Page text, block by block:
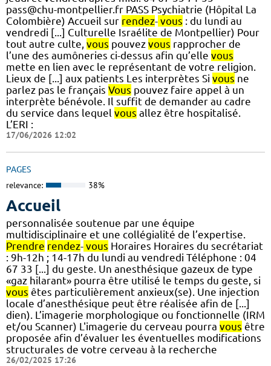
pass@chu-montpellier.fr PASS Psychiatrie (Hôpital La
Colombière) Accueil sur rendez- vous : du lundi au
vendredi [...] Culturelle Israélite de Montpellier) Pour
tout autre culte, vous pouvez vous rapprocher de
l’une des aumôneries ci-dessus afin qu’elle vous
mette en lien avec le représentant de votre religion.
Lieux de [...] aux patients Les interprètes Si vous ne
parlez pas le français Vous pouvez faire appel à un
interprète bénévole. Il suffit de demander au cadre
du service dans lequel vous allez être hospitalisé.
L’ERI :
17/06/2026 12:02
PAGES
relevance: 38%
Accueil
personnalisée soutenue par une équipe
multidisciplinaire et une collégialité de l’expertise.
Prendre rendez- vous Horaires Horaires du secrétariat
: 9h-12h ; 14-17h du lundi au vendredi Téléphone : 04
67 33 [...] du geste. Un anesthésique gazeux de type
«gaz hilarant» pourra être utilisé le temps du geste, si
vous êtes particulièrement anxieux(se). Une injection
locale d’anesthésique peut être réalisée afin de [...]
dien). L’imagerie morphologique ou fonctionnelle (IRM
et/ou Scanner) L'imagerie du cerveau pourra vous être
proposée afin d’évaluer les éventuelles modifications
structurales de votre cerveau à la recherche
26/02/2025 17:26